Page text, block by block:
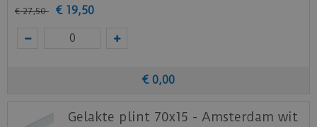
€ 27,50 € 19,50
€ 0,00
Gelakte plint 70x15 - Amsterdam wit